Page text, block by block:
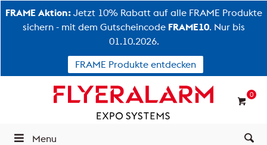
FRAME Aktion: Jetzt 10% Rabatt auf alle FRAME Produkte
sichern - mit dem Gutscheincode FRAME10. Nur bis
01.10.2026.
FRAME Produkte entdecken
0
Menu